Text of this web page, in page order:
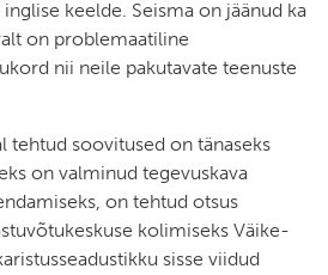
keelde. Seisma on jäänud ka
on problemaatiline
nii neile pakutavate teenuste
tehtud soovitused on tänaseks
on valminud tegevuskava
on tehtud otsus
kolimiseks Väike-
sisse viidud